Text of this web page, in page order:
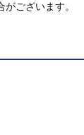
ございます。